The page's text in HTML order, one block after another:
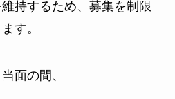
持するため、募集を制限
す。
面の間、